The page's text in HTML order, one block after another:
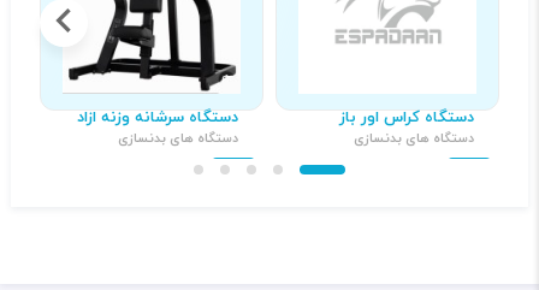
دستگاه کراس اور باز
دستگاه های بدنسازی
دستگاه سرشانه وزنه ازاد
دستگاه های بدنسازی